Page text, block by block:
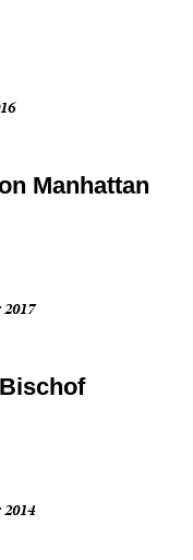
Manhattan